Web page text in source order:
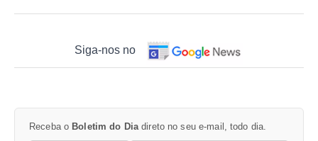
Siga-nos no
Receba o Boletim do Diadireto no seu e-mail, todo dia.